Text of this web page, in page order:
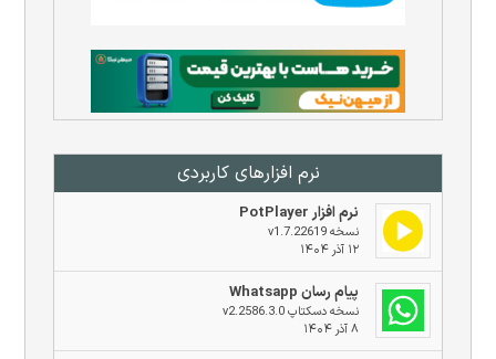
نرم افزار‌های کاربردی
نرم افزار PotPlayer
نسخه v1.7.22619
۱۲ آذر ۱۴۰۴
پیام رسان Whatsapp
نسخه دسکتاپ v2.2586.3.0
۸ آذر ۱۴۰۴